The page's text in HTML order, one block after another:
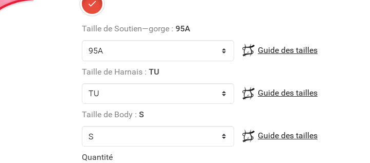
Taille de Soutien—gorge : 95A
Guide des tailles
Taille de Harnais : TU
Guide des tailles
Taille de Body : S
Guide des tailles
Quantité